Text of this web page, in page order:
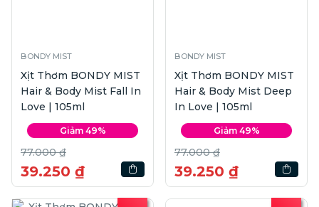
BONDY MIST
Xịt Thơm BONDY MIST
Hair & Body Mist Fall In
Love | 105ml
Giảm 49%
77.000 ₫
39.250 ₫
BONDY MIST
Xịt Thơm BONDY MIST
Hair & Body Mist Deep
In Love | 105ml
Giảm 49%
77.000 ₫
39.250 ₫